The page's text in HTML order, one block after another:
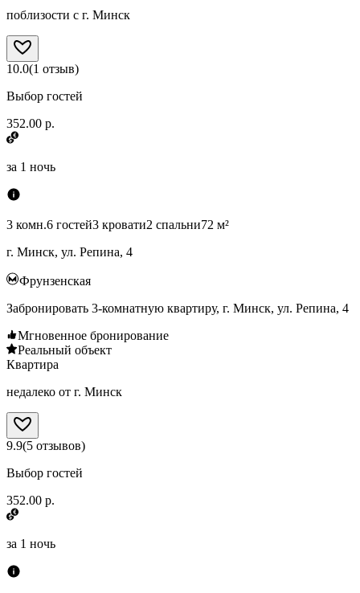
поблизости с г. Минск
10.0(1 отзыв)
Выбор гостей
352.00 р.
за 1 ночь
3 комн.6 гостей3 кровати2 спальни72 м²
г. Минск, ул. Репина, 4
Фрунзенская
Забронировать 3-комнатную квартиру, г. Минск, ул. Репина, 4
Мгновенное бронирование
Реальный объект
Квартира
недалеко от г. Минск
9.9(5 отзывов)
Выбор гостей
352.00 р.
за 1 ночь